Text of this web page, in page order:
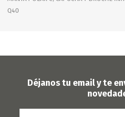
Q40
Déjanos tu email y te